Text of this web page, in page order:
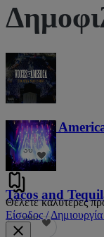
Voices of
36
Tacos and
690
Θέλετε καλύτερες
Είσοδος /